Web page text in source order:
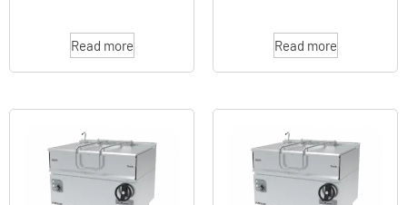
Read more Read more